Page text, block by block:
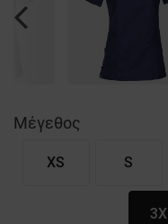
Previous
Μέγεθος
XS S